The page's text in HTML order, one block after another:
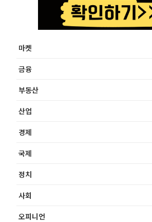
마켓
금융
부동산
산업
경제
국제
정치
사회
오피니언